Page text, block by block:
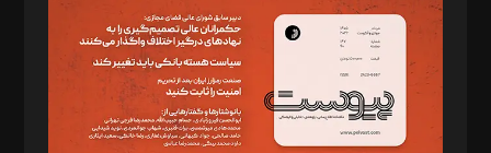
سردبیر: مهرک محمودی
دبیر تحریریه: میثم قاسمی
د‌بیر ناداستان: سمانه سمیع
د‌بیر خدمت و تجارت: ابوالفضل رجبی
د‌بیر حقوق فناوری: حسام‌الدین ایپکچی